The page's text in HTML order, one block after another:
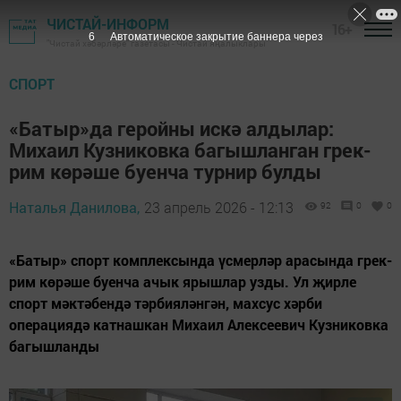
ЧИСТАЙ-ИНФОРМ
"Чистай хәбәрләре" газетасы - Чистай яңалыклары
СПОРТ
«Батыр»да геройны искә алдылар:
Михаил Кузниковка багышланган грек-
рим көрәше буенча турнир булды
Наталья Данилова, 23 апрель 2026 - 12:13 92 0 0
«Батыр» спорт комплексында үсмерләр арасында грек-
рим көрәше буенча ачык ярышлар узды. Ул җирле
спорт мәктәбендә тәрбияләнгән, махсус хәрби
операциядә катнашкан Михаил Алексеевич Кузниковка
багышланды
4 Автоматическое закрытие баннера через